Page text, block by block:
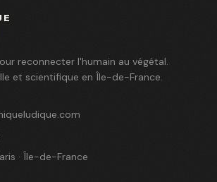
reconnecter l'humain au végétal.
et scientifique en Île-de-France.
· Île-de-France